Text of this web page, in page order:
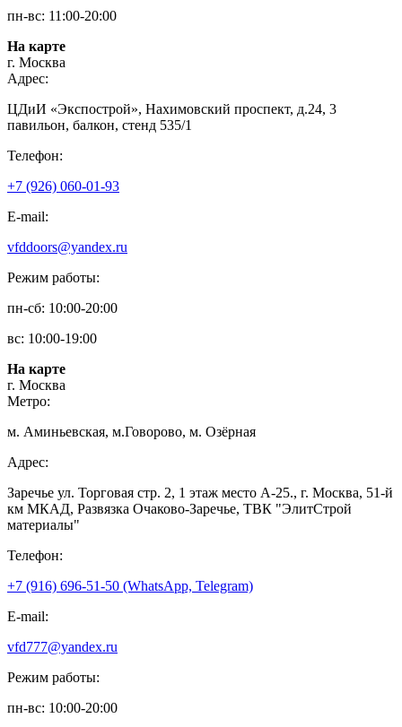
пн-вс: 11:00-20:00
На карте
г. Москва
Адрес:
ЦДиИ «Экспострой», Нахимовский проспект, д.24, 3
павильон, балкон, стенд 535/1
Телефон:
+7 (926) 060-01-93
E-mail:
vfddoors@yandex.ru
Режим работы:
пн-сб: 10:00-20:00
вс: 10:00-19:00
На карте
г. Москва
Метро:
м. Аминьевская, м.Говорово, м. Озёрная
Адрес:
Заречье ул. Торговая стр. 2, 1 этаж место A-25., г. Москва, 51-й
км МКАД, Развязка Очаково-Заречье, ТВК "ЭлитСтрой
материалы"
Телефон:
+7 (916) 696-51-50 (WhatsApp, Telegram)
E-mail:
vfd777@yandex.ru
Режим работы:
пн-вс: 10:00-20:00